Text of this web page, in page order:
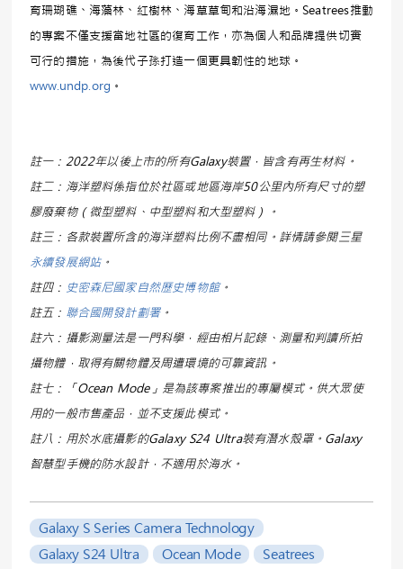
育珊瑚礁、海藻林、紅樹林、海草草甸和沿海濕地。Seatrees推動
的專案不僅支援當地社區的復育工作，亦為個人和品牌提供切實
可行的措施，為後代子孫打造一個更具韌性的地球。
www.undp.org 。
註一：2022年以後上市的所有Galaxy裝置，皆含有再生材料。
註二：海洋塑料係指位於社區或地區海岸50公里內所有尺寸的塑
膠廢棄物（微型塑料、中型塑料和大型塑料）。
註三：各款裝置所含的海洋塑料比例不盡相同。詳情請參閱三星
永續發展網站。
註四： 史密森尼國家自然歷史博物館。
註五： 聯合國開發計劃署。
註六：攝影測量法是一門科學，經由相片記錄、測量和判讀所拍
攝物體，取得有關物體及周遭環境的可靠資訊。
註七：「Ocean Mode」是為該專案推出的專屬模式。供大眾使
用的一般市售產品，並不支援此模式。
註八：用於水底攝影的Galaxy S24 Ultra裝有潛水殼罩。Galaxy
智慧型手機的防水設計，不適用於海水。
Galaxy S Series Camera Technology
Galaxy S24 Ultra
Ocean Mode
Seatrees